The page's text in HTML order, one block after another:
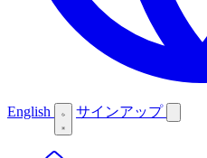
English サインアップ